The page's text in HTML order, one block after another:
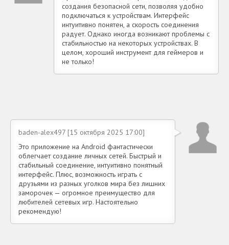
создания безопасной сети, позволяя удобно
подключаться к устройствам. Интерфейс
интуитивно понятен, а скорость соединения
радует. Однако иногда возникают проблемы с
стабильностью на некоторых устройствах. В
целом, хороший инструмент для геймеров и
не только!
baden-alex497 [15 октября 2025 17:00]
Это приложение на Android фантастически
облегчает создание личных сетей. Быстрый и
стабильный соединение, интуитивно понятный
интерфейс. Плюс, возможность играть с
друзьями из разных уголков мира без лишних
заморочек — огромное преимущество для
любителей сетевых игр. Настоятельно
рекомендую!